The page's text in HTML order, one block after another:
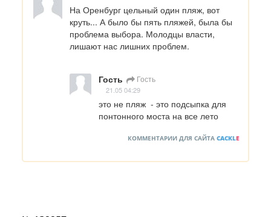
На Оренбург цельный один пляж, вот
круть... А было бы пять пляжей, была бы
проблема выбора. Молодцы власти,
лишают нас лишних проблем.
Гость Гость
21.05 04:29
это не пляж  - это подсыпка для
понтонного моста на все лето
КОММЕНТАРИИ ДЛЯ САЙТА CACKLE